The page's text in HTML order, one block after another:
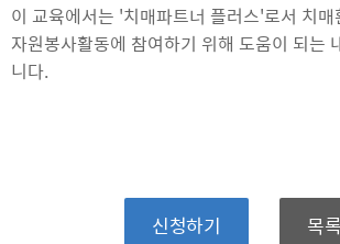
이 교육에서는 '치매파트너 플러스'로서 치
자원봉사활동에 참여하기 위해 도움이 되는
니다.
신청하기 목록